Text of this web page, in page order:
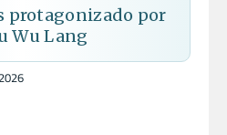
protagonizado por
Wu Lang